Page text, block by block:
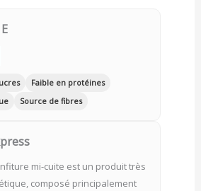
Faible en protéines
Source de fibres
mi-cuite est un produit très
composé principalement